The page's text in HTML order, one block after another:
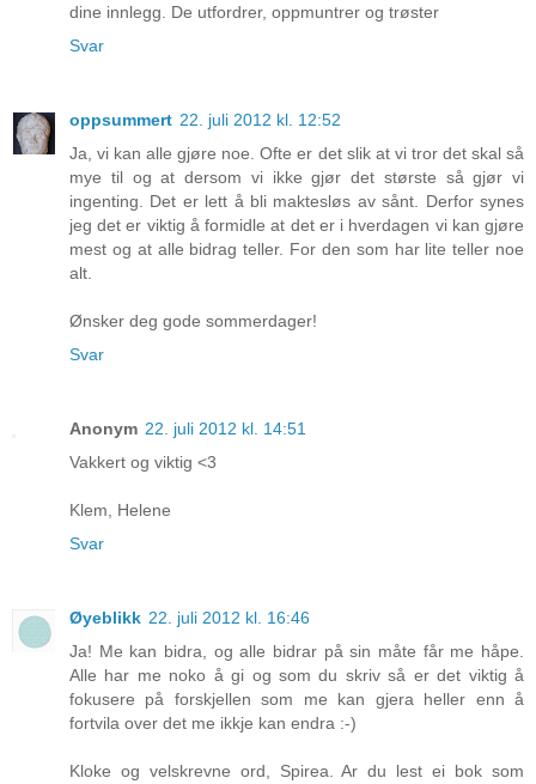
dine innlegg. De utfordrer, oppmuntrer og trøster
Svar
oppsummert 22. juli 2012 kl. 12:52
Ja, vi kan alle gjøre noe. Ofte er det slik at vi tror det skal så
mye til og at dersom vi ikke gjør det største så gjør vi
ingenting. Det er lett å bli maktesløs av sånt. Derfor synes
jeg det er viktig å formidle at det er i hverdagen vi kan gjøre
mest og at alle bidrag teller. For den som har lite teller noe
alt.
Ønsker deg gode sommerdager!
Svar
Anonym 22. juli 2012 kl. 14:51
Vakkert og viktig <3
Klem, Helene
Svar
Øyeblikk 22. juli 2012 kl. 16:46
Ja! Me kan bidra, og alle bidrar på sin måte får me håpe.
Alle har me noko å gi og som du skriv så er det viktig å
fokusere på forskjellen som me kan gjera heller enn å
fortvila over det me ikkje kan endra :-)
Kloke og velskrevne ord, Spirea. Ar du lest ei bok som